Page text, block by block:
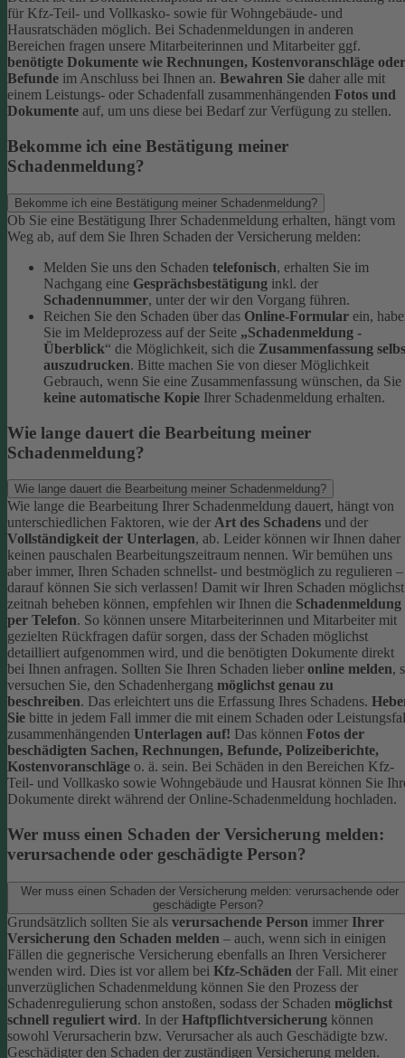
für Kfz-Teil- und Vollkasko- sowie für Wohngebäude- und
Hausratschäden möglich. Bei Schadenmeldungen in anderen
Bereichen fragen unsere Mitarbeiterinnen und Mitarbeiter ggf.
benötigte Dokumente wie Rechnungen, Kostenvoranschläge oder
Befunde im Anschluss bei Ihnen an. Bewahren Sie daher alle mit
einem Leistungs- oder Schadenfall zusammenhängenden Fotos und
Dokumente auf, um uns diese bei Bedarf zur Verfügung zu stellen.
Bekomme ich eine Bestätigung meiner
Schadenmeldung?
Bekomme ich eine Bestätigung meiner Schadenmeldung?
Ob Sie eine Bestätigung Ihrer Schadenmeldung erhalten, hängt vom
Weg ab, auf dem Sie Ihren Schaden der Versicherung melden:
Melden Sie uns den Schaden telefonisch, erhalten Sie im
Nachgang eine Gesprächsbestätigung inkl. der
Schadennummer, unter der wir den Vorgang führen.
Reichen Sie den Schaden über das Online-Formular ein,
Sie im Meldeprozess auf der Seite „Schadenmeldung -
Überblick“ die Möglichkeit, sich die Zusammenfassung
auszudrucken. Bitte machen Sie von dieser Möglichkeit
Gebrauch, wenn Sie eine Zusammenfassung wünschen, da Sie
keine automatische Kopie Ihrer Schadenmeldung erhalten.
Wie lange dauert die Bearbeitung meiner
Schadenmeldung?
Wie lange dauert die Bearbeitung meiner Schadenmeldung?
Wie lange die Bearbeitung Ihrer Schadenmeldung dauert, hängt von
unterschiedlichen Faktoren, wie der Art des Schadens und der
Vollständigkeit der Unterlagen, ab. Leider können wir Ihnen daher
keinen pauschalen Bearbeitungszeitraum nennen. Wir bemühen uns
aber immer, Ihren Schaden schnellst- und bestmöglich zu regulieren –
darauf können Sie sich verlassen! Damit wir Ihren Schaden möglichst
zeitnah beheben können, empfehlen wir Ihnen die Schadenmeldung
per Telefon. So können unsere Mitarbeiterinnen und Mitarbeiter mit
gezielten Rückfragen dafür sorgen, dass der Schaden möglichst
detailliert aufgenommen wird, und die benötigten Dokumente direkt
bei Ihnen anfragen. Sollten Sie Ihren Schaden lieber online melden,
versuchen Sie, den Schadenhergang möglichst genau zu
beschreiben. Das erleichtert uns die Erfassung Ihres Schadens.
Sie bitte in jedem Fall immer die mit einem Schaden oder
zusammenhängenden Unterlagen auf! Das können Fotos der
beschädigten Sachen, Rechnungen, Befunde, Polizeiberichte,
Kostenvoranschläge o. ä. sein. Bei Schäden in den Bereichen Kfz-
Teil- und Vollkasko sowie Wohngebäude und Hausrat können Sie
Dokumente direkt während der Online-Schadenmeldung hochladen.
Wer muss einen Schaden der Versicherung melden:
verursachende oder geschädigte Person?
Wer muss einen Schaden der Versicherung melden: verursachende oder
geschädigte Person?
Grundsätzlich sollten Sie als verursachende Person immer Ihrer
Versicherung den Schaden melden – auch, wenn sich in einigen
Fällen die gegnerische Versicherung ebenfalls an Ihren Versicherer
wenden wird. Dies ist vor allem bei Kfz-Schäden der Fall. Mit einer
unverzüglichen Schadenmeldung können Sie den Prozess der
Schadenregulierung schon anstoßen, sodass der Schaden möglichst
schnell reguliert wird. In der Haftpflichtversicherung können
sowohl Verursacherin bzw. Verursacher als auch Geschädigte bzw.
Geschädigter den Schaden der zuständigen Versicherung melden.